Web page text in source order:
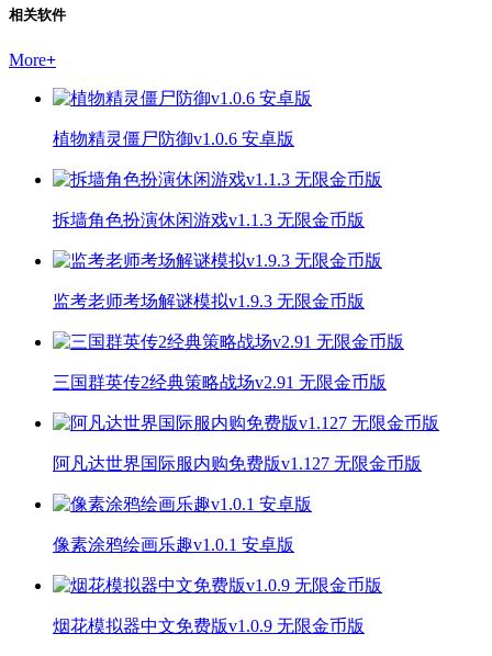
相关软件
More+
植物精灵僵尸防御v1.0.6 安卓版
拆墙角色扮演休闲游戏v1.1.3 无限金币版
监考老师考场解谜模拟v1.9.3 无限金币版
三国群英传2经典策略战场v2.91 无限金币版
阿凡达世界国际服内购免费版v1.127 无限金币版
像素涂鸦绘画乐趣v1.0.1 安卓版
烟花模拟器中文免费版v1.0.9 无限金币版